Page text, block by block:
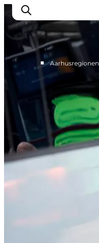
Oplevelser
Kalender
Byer og steder
Planlæg ferien
Transport
■ Aarhusregionen